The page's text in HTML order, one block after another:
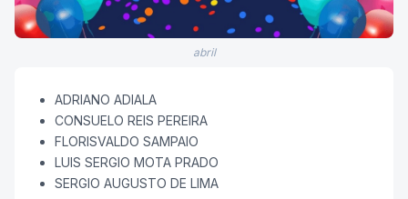
abril
ADRIANO ADIALA
CONSUELO REIS PEREIRA
FLORISVALDO SAMPAIO
LUIS SERGIO MOTA PRADO
SERGIO AUGUSTO DE LIMA